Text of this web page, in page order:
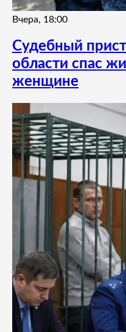
Вчера, 18:00
Судебный
области спас
женщине